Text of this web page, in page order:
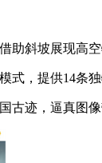
助斜坡展现高空
，提供14条
迹，逼真图